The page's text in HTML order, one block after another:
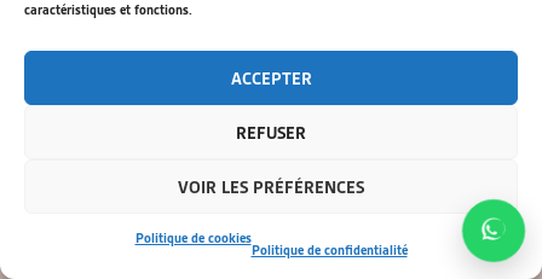
caractéristiques et fonctions.
ACCEPTER
REFUSER
VOIR LES PRÉFÉRENCES
Politique de cookies
Politique de confidentialité
Un logement prévu pour 6 personnes peut-il accueillir 6 personnes + un
devenir un ERP sans le savoir ?